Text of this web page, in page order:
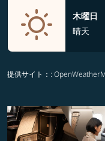
木曜日
晴天
提供サイト： :